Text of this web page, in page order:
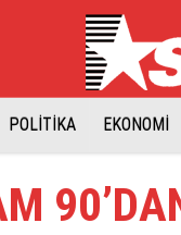
POLİTİKA EKONOMİ